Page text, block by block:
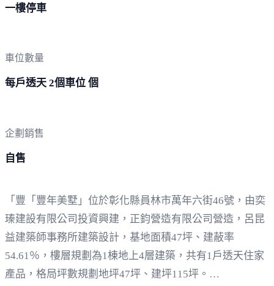
一樓停車
車位數量
每戶透天 2個車位 個
企劃銷售
自售
「豐「豐年美墅」位於彰化縣員林市萬年六街46號，由奕
瑧建設有限公司投資興建，正鈞營造有限公司營造，呂昆
益建築師事務所建築設計，基地面積47坪、建蔽率
54.61％，樓層規劃為1棟地上4層建築，共有1戶透天住家
產品，格局坪數規劃地坪47坪、建坪115坪。